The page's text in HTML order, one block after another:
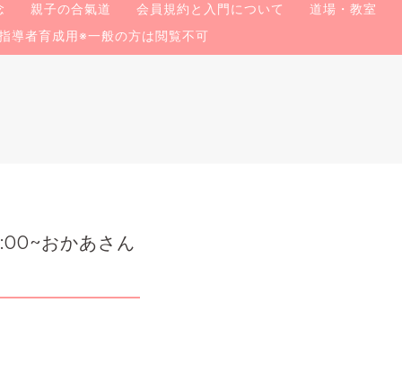
親子の合氣道 会員規約と入門について
道場・教室
導者育成用※一般の方は閲覧不可
おかあさん